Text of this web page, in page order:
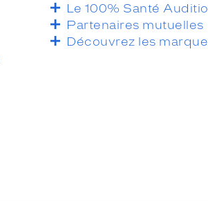
Le 100% Santé
Partenaires mutuelles
Découvrez les